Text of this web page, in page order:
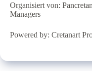
Organisiert von:
Managers
Powered by: Cretanart